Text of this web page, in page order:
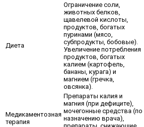
Диета
Ограничение соли,
животных белков,
щавелевой кислоты,
продуктов, богатых
пуринами (мясо,
субпродукты, бобовые).
Увеличение потребления
продуктов, богатых
калием (картофель,
бананы, курага) и
магнием (гречка,
овсянка).
Медикаментозная
терапия
Препараты калия и
магния (при дефиците),
мочегонные средства (по
назначению врача),